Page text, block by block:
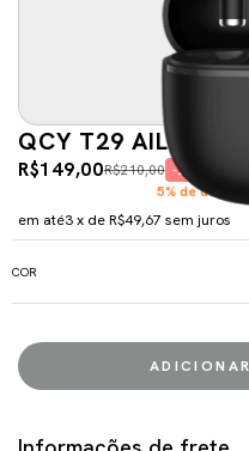
QCY T29 AILYBUDS
R$149,00R$210,00 -29%
5% de
em até3x deR$49,67 sem juros
COR